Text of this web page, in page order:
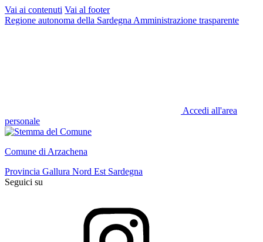
Vai ai contenuti Vai al footer
Regione autonoma della Sardegna Amministrazione trasparente
Accedi all'area
personale
Comune di Arzachena
Provincia Gallura Nord Est Sardegna
Seguici su